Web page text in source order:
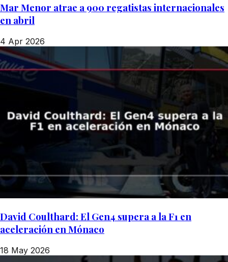
Mar Menor atrae a 900 regatistas internacionales
en abril
4 Apr 2026
David Coulthard: El Gen4 supera a la F1 en
aceleración en Mónaco
18 May 2026